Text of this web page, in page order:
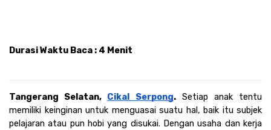
Durasi Waktu Baca : 4 Menit
Tangerang Selatan, Cikal Serpong. Setiap anak tentu
memiliki keinginan untuk menguasai suatu hal, baik itu subjek
pelajaran atau pun hobi yang disukai. Dengan usaha dan kerja